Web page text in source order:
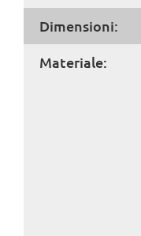
Dimensioni:
Materiale: